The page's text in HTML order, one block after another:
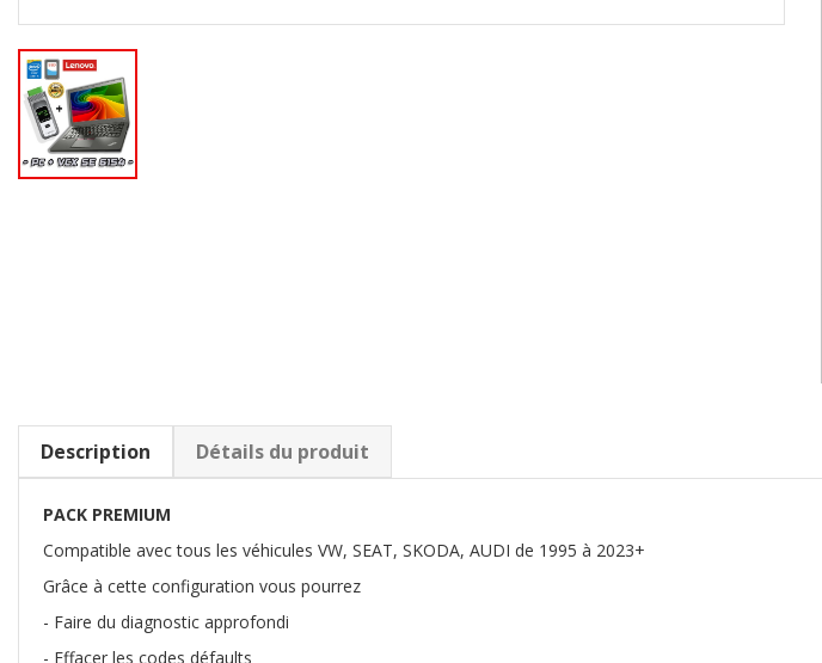
Description Détails du produit
PACK PREMIUM
Compatible avec tous les véhicules VW, SEAT, SKODA, AUDI de 1995 à 2023+
Grâce à cette configuration vous pourrez
- Faire du diagnostic approfondi
- Effacer les codes défaults